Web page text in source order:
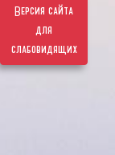
Версия сайта
для
слабовидящих